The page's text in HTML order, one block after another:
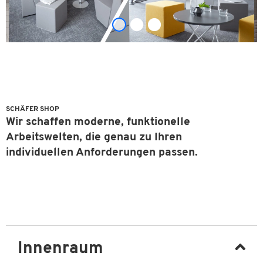
SCHÄFER SHOP
Wir schaffen moderne, funktionelle
Arbeitswelten, die genau zu Ihren
individuellen Anforderungen passen.
Innenraum